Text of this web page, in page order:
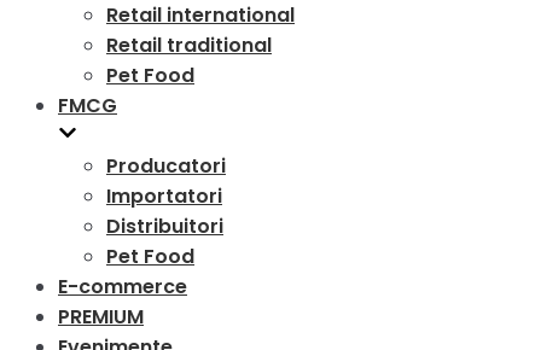
Retail international
Retail traditional
Pet Food
FMCG
Producatori
Importatori
Distribuitori
Pet Food
E-commerce
PREMIUM